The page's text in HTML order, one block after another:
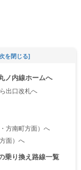
ノ内線ホームへ
出口改札へ
方南町方面）へ
面）へ
乗り換え路線一覧